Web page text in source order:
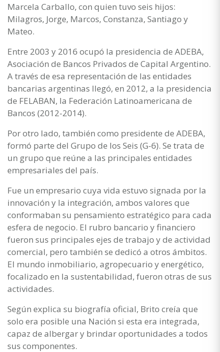
Marcela Carballo, con quien tuvo seis hijos:
Milagros, Jorge, Marcos, Constanza, Santiago y
Mateo.
Entre 2003 y 2016 ocupó la presidencia de ADEBA,
Asociación de Bancos Privados de Capital Argentino.
A través de esa representación de las entidades
bancarias argentinas llegó, en 2012, a la presidencia
de FELABAN, la Federación Latinoamericana de
Bancos (2012-2014).
Por otro lado, también como presidente de ADEBA,
formó parte del Grupo de los Seis (G-6). Se trata de
un grupo que reúne a las principales entidades
empresariales del país.
Fue un empresario cuya vida estuvo signada por la
innovación y la integración, ambos valores que
conformaban su pensamiento estratégico para cada
esfera de negocio. El rubro bancario y financiero
fueron sus principales ejes de trabajo y de actividad
comercial, pero también se dedicó a otros ámbitos.
El mundo inmobiliario, agropecuario y energético,
focalizado en la sustentabilidad, fueron otras de sus
actividades.
Según explica su biografía oficial, Brito creía que
solo era posible una Nación si esta era integrada,
capaz de albergar y brindar oportunidades a todos
sus componentes.